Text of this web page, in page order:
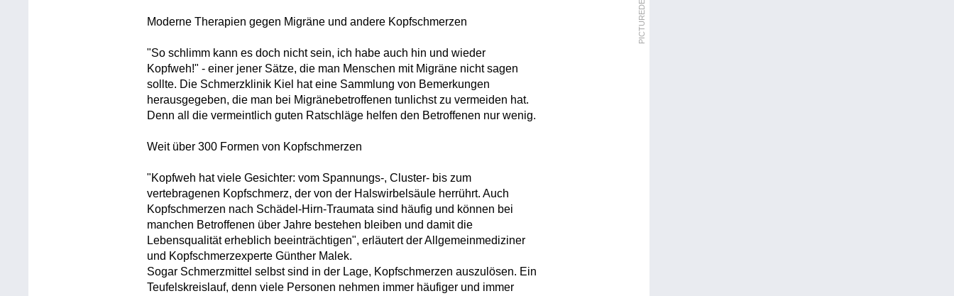
Moderne Therapien gegen Migräne und andere Kopfschmerzen
"So schlimm kann es doch nicht sein, ich habe auch hin und wieder
Kopfweh!" - einer jener Sätze, die man Menschen mit Migräne nicht sagen
sollte. Die Schmerzklinik Kiel hat eine Sammlung von Bemerkungen
herausgegeben, die man bei Migränebetroffenen tunlichst zu vermeiden hat.
Denn all die vermeintlich guten Ratschläge helfen den Betroffenen nur wenig.
Weit über 300 Formen von Kopfschmerzen
"Kopfweh hat viele Gesichter: vom Spannungs-, Cluster- bis zum
vertebragenen Kopfschmerz, der von der Halswirbelsäule herrührt. Auch
Kopfschmerzen nach Schädel-Hirn-Traumata sind häufig und können bei
manchen Betroffenen über Jahre bestehen bleiben und damit die
Lebensqualität erheblich beeinträchtigen", erläutert der Allgemeinmediziner
und Kopfschmerzexperte Günther Malek.
Sogar Schmerzmittel selbst sind in der Lage, Kopfschmerzen auszulösen. Ein
Teufelskreislauf, denn viele Personen nehmen immer häufiger und immer